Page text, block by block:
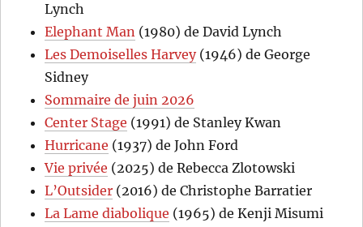
Lynch
Elephant Man (1980) de David Lynch
Les Demoiselles Harvey(1946) de George
Sidney
Sommaire de juin 2026
Center Stage (1991) de Stanley Kwan
Hurricane (1937) de John Ford
Vie privée (2025) de Rebecca Zlotowski
L’Outsider (2016) de Christophe Barratier
La Lame diabolique (1965) de Kenji Misumi